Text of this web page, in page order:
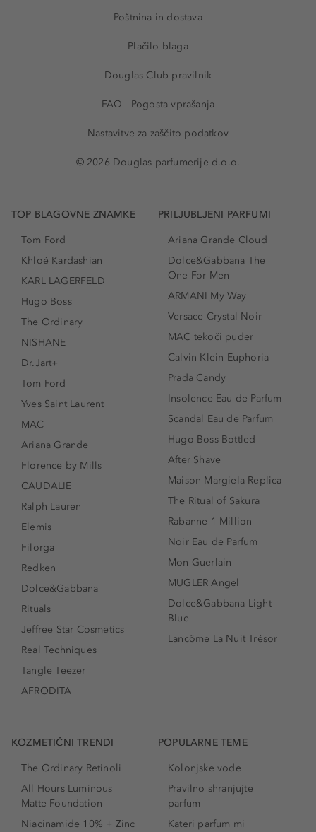
Poštnina in dostava
Plačilo blaga
Douglas Club pravilnik
FAQ - Pogosta vprašanja
Nastavitve za zaščito podatkov
© 2026 Douglas parfumerije d.o.o.
TOP BLAGOVNE ZNAMKE
Tom Ford
Khloé Kardashian
KARL LAGERFELD
Hugo Boss
The Ordinary
NISHANE
Dr.Jart+
Tom Ford
Yves Saint Laurent
MAC
Ariana Grande
Florence by Mills
CAUDALIE
Ralph Lauren
Elemis
Filorga
Redken
Dolce&Gabbana
Rituals
Jeffree Star Cosmetics
Real Techniques
Tangle Teezer
AFRODITA
PRILJUBLJENI PARFUMI
Ariana Grande Cloud
Dolce&Gabbana The
One For Men
ARMANI My Way
Versace Crystal Noir
MAC tekoči puder
Calvin Klein Euphoria
Prada Candy
Insolence Eau de Parfum
Scandal Eau de Parfum
Hugo Boss Bottled
After Shave
Maison Margiela Replica
The Ritual of Sakura
Rabanne 1 Million
Noir Eau de Parfum
Mon Guerlain
MUGLER Angel
Dolce&Gabbana Light
Blue
Lancôme La Nuit Trésor
KOZMETIČNI TRENDI
The Ordinary Retinoli
All Hours Luminous
Matte Foundation
Niacinamide 10% + Zinc
POPULARNE TEME
Kolonjske vode
Pravilno shranjujte
parfum
Kateri parfum mi